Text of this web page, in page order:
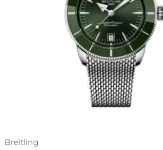
Breitling